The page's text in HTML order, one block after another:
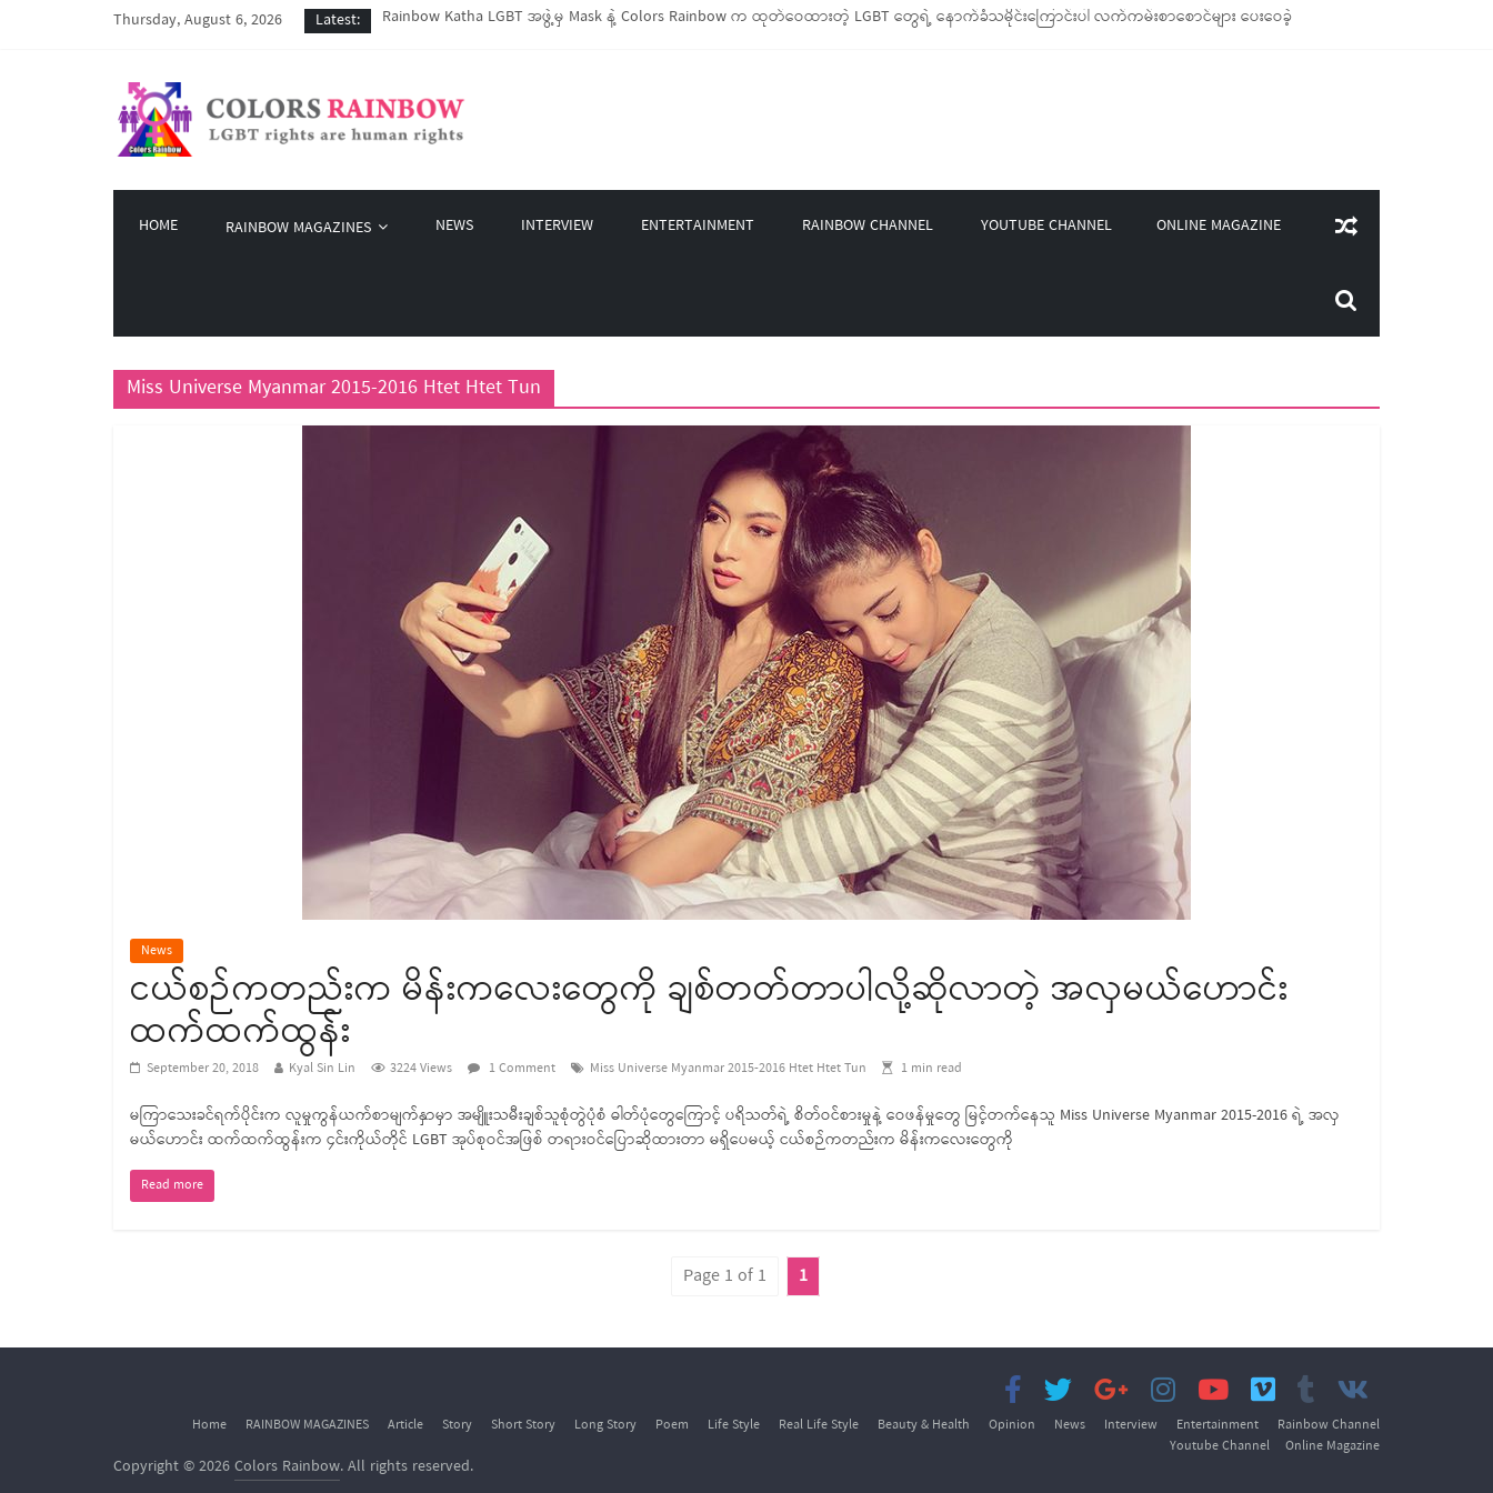
Thursday, August 6, 2026 Latest:
COVID-19 ကာလအတွင်း LGBTIQ အိမ်ထောင်စု (၁၀၀၀)ကျော်ကို ကျပ်သိန်းပေါင်း(၄၀၀)ကျော်တန်ဖိုးရှိ မီးဖိုချောင်သုံး ကုန်ပစ္စည်းများ ထောက်ပံ့ခဲ့
Colors Rainbow မှ စက်တင်ဘာလအတွင်း အွန်လိုင်းသင်တန်းနှစ်ခု ဖွင့်လှစ်ပေးနိုင်ခဲ့
HOME RAINBOW MAGAZINES NEWS INTERVIEW ENTERTAINMENT RAINBOW CHANNEL YOUTUBE CHANNEL ONLINE MAGAZINE
Miss Universe Myanmar 2015-2016 Htet Htet Tun
News
ငယ်စဉ်ကတည်းက မိန်းကလေးတွေကို ချစ်တတ်တာပါလို့ဆိုလာတဲ့ အလှမယ်ဟောင်း
ထက်ထက်ထွန်း
September 20, 2018 Kyal Sin Lin 3224 Views 1 Comment Miss Universe Myanmar 2015-2016 Htet Htet Tun 1 min read
မကြာသေးခင်ရက်ပိုင်းက လူမှုကွန်ယက်စာမျက်နှာမှာ အမျိူးသမီးချစ်သူစုံတွဲပုံစံ ဓါတ်ပုံတွေကြောင့် ပရိသတ်ရဲ့ စိတ်ဝင်စားမှုနဲ့ ဝေဖန်မှုတွေ မြင့်တက်နေသူ Miss Universe Myanmar 2015-2016 ရဲ့ အလှ
မယ်ဟောင်း ထက်ထက်ထွန်းက ၄င်းကိုယ်တိုင် LGBT အုပ်စုဝင်အဖြစ် တရားဝင်ပြောဆိုထားတာ မရှိပေမယ့် ငယ်စဉ်ကတည်းက မိန်းကလေးတွေကို
Read more
Page 1 of 1 1
Home RAINBOW MAGAZINES Article Story Short Story Long Story Poem Life Style Real Life Style Beauty & Health Opinion News Interview Entertainment
Rainbow Channel
Youtube Channel
Online Magazine
Copyright © 2026Colors Rainbow. All rights reserved.